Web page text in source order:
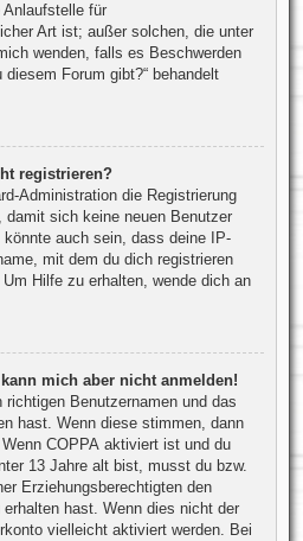
für
Art ist; außer solchen, die unter
wenden, falls es Beschwerden
Forum gibt?“ behandelt
registrieren?
Administration die Registrierung
sich keine neuen Benutzer
auch sein, dass deine IP-
mit dem du dich registrieren
Hilfe zu erhalten, wende dich an
mich aber nicht anmelden!
richtigen Benutzernamen und das
hast. Wenn diese stimmen, dann
COPPAaktiviert ist und du
13 Jahre alt bist, musst du bzw.
Erziehungsberechtigten den
hast. Wenn dies nicht der
vielleicht aktiviert werden. Bei